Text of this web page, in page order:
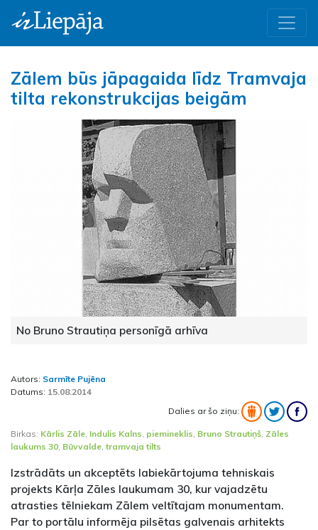
Zālem būs jāpagaida līdz Tramvaja
tilta rekonstrukcijas beigām
No Bruno Strautiņa personīgā arhīva
Autors: Sarmīte Pujēna
Datums: 15.08.2014
Dalies ar šo ziņu:
Birkas: Kārlis Zāle, Indulis Kalns, piemineklis, Bruno Strautiņš, Zāles
laukums 30, Būvvalde,tramvaja tilts
Izstrādāts un akceptēts labiekārtojuma tehniskais
projekts Kārļa Zāles laukumam 30, kur vajadzētu
atrasties tēlniekam Zālem veltītajam monumentam.
Par to portālu informēja pilsētas galvenais arhitekts